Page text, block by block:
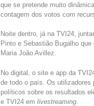
que se pretende muito
contagem dos votos com
Noite dentro, já na TVI24,
Pinto e Sebastião Bugalho
Maria João Avillez.
No digital, o site e app da
de todo o país. Os utilizadores
políticos sobre os resultados
e TVI24 em livestreaming.